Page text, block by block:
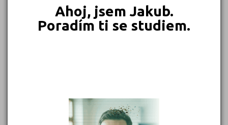
Ahoj, jsem Jakub.
Poradím ti se studiem.